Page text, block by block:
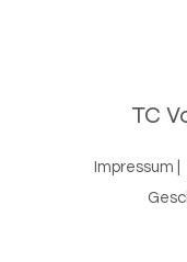
TC
Impressum